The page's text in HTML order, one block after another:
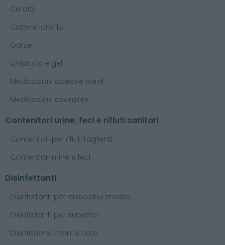
Cerotti
Cotone idrofilo
Garze
Ghiaccio e gel
Medicazioni adesive sterili
Medicazioni avanzate
Contenitori urine, feci e rifiuti sanitari
Contenitori per rifiuti taglienti
Contenitori urine e feci
Disinfettanti
Disinfettanti per dispositivi medici
Disinfettanti per superfici
Disinfezione mani e cute